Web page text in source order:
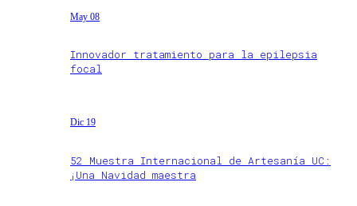
May 08
Innovador tratamiento para la epilepsia
focal
Dic 19
52 Muestra Internacional de Artesanía UC:
¡Una Navidad maestra